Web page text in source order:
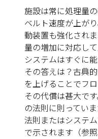
施設は常に処理量
ベルト速度が上が
動装置も強化され
量の増加に対応し
システムはすぐに
その答えは？古典
を上げることでフ
その代償は甚大で
の法則に則ってい
法則またはシステ
で示されます（参照